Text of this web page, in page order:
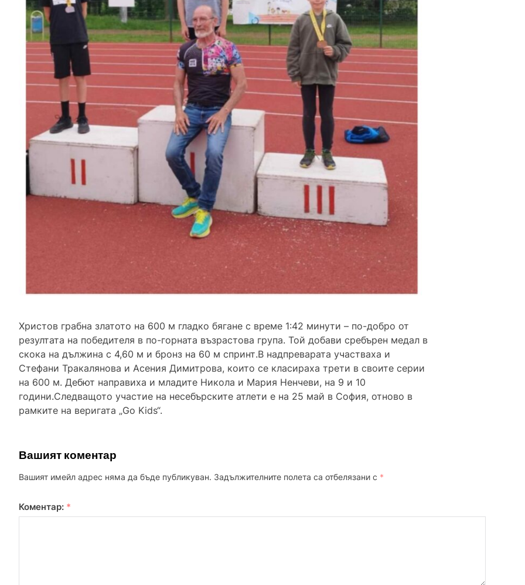
Христов грабна златото на 600 м гладко бягане с време 1:42 минути – по-добро от
резултата на победителя в по-горната възрастова група. Той добави сребърен медал в
скока на дължина с 4,60 м и бронз на 60 м спринт.В надпреварата участваха и
Стефани Тракалянова и Асения Димитрова, които се класираха трети в своите серии
на 600 м. Дебют направиха и младите Никола и Мария Ненчеви, на 9 и 10
години.Следващото участие на несебърските атлети е на 25 май в София, отново в
рамките на веригата „Go Kids“.
Вашият коментар
Вашият имейл адрес няма да бъде публикуван. Задължителните полета са отбелязани с *
Коментар: *